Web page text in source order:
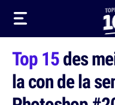
Top 15des
la con de la